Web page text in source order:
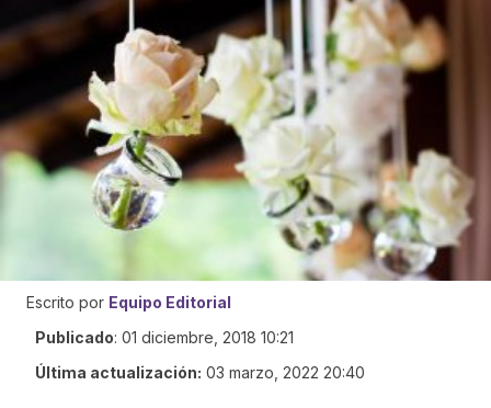
Escrito por Equipo Editorial
Publicado: 01 diciembre, 2018 10:21
Última actualización: 03 marzo, 2022 20:40